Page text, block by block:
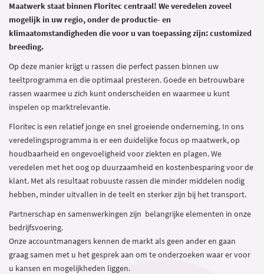
Maatwerk staat binnen Floritec centraal! We veredelen zoveel
mogelijk in uw regio, onder de productie- en
klimaatomstandigheden die voor u van toepassing zijn: customized
breeding.
Op deze manier krijgt u rassen die perfect passen binnen uw
teeltprogramma en die optimaal presteren. Goede en betrouwbare
rassen waarmee u zich kunt onderscheiden en waarmee u kunt
inspelen op marktrelevantie.
Floritec is een relatief jonge en snel groeiende onderneming. In ons
veredelingsprogramma is er een duidelijke focus op maatwerk, op
houdbaarheid en ongevoeligheid voor ziekten en plagen. We
veredelen met het oog op duurzaamheid en kostenbesparing voor de
klant. Met als resultaat robuuste rassen die minder middelen nodig
hebben, minder uitvallen in de teelt en sterker zijn bij het transport.
Partnerschap en samenwerkingen zijn belangrijke elementen in onze
bedrijfsvoering.
Onze accountmanagers kennen de markt als geen ander en gaan
graag samen met u het gesprek aan om te onderzoeken waar er voor
u kansen en mogelijkheden liggen.